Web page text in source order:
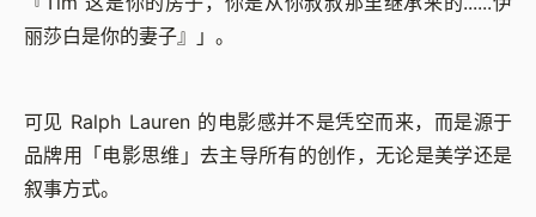
丽莎白是你的妻子』」。
可见 Ralph Lauren 的电影感并不是凭空而来，而是源于
品牌用「电影思维」去主导所有的创作，无论是美学还是
叙事方式。